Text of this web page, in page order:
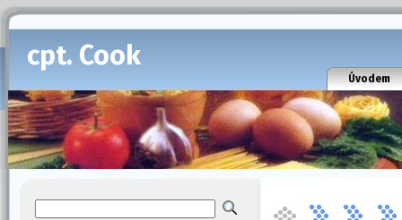
cpt. Cook
Úvodem